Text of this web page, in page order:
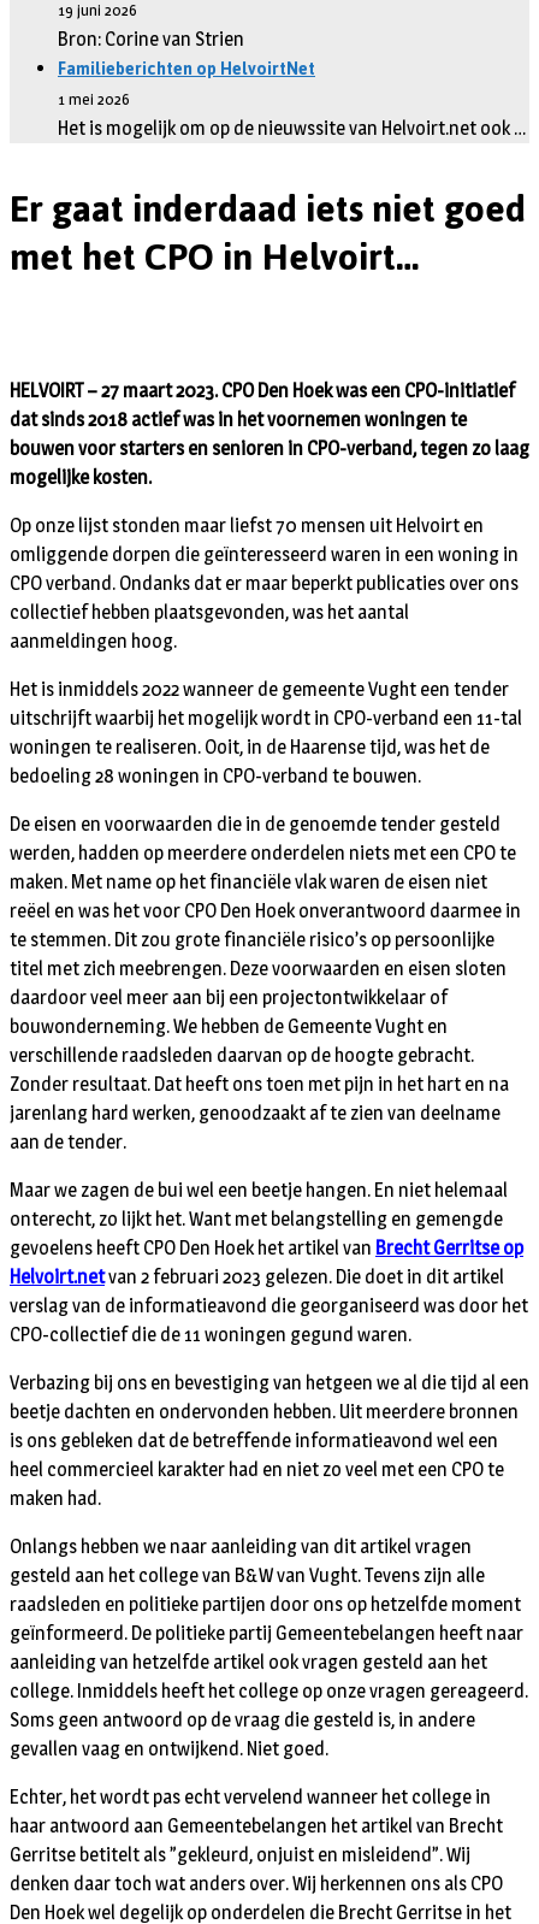
19 juni 2026
Bron: Corine van Strien
Familieberichten op HelvoirtNet
1 mei 2026
Het is mogelijk om op de nieuwssite van Helvoirt.net ook …
Er gaat inderdaad iets niet goed
met het CPO in Helvoirt…
HELVOIRT – 27 maart 2023. CPO Den Hoek was een CPO-initiatief
dat sinds 2018 actief was in het voornemen woningen te
bouwen voor starters en senioren in CPO-verband, tegen zo laag
mogelijke kosten.
Op onze lijst stonden maar liefst 70 mensen uit Helvoirt en
omliggende dorpen die geïnteresseerd waren in een woning in
CPO verband. Ondanks dat er maar beperkt publicaties over ons
collectief hebben plaatsgevonden, was het aantal
aanmeldingen hoog.
Het is inmiddels 2022 wanneer de gemeente Vught een tender
uitschrijft waarbij het mogelijk wordt in CPO-verband een 11-tal
woningen te realiseren. Ooit, in de Haarense tijd, was het de
bedoeling 28 woningen in CPO-verband te bouwen.
De eisen en voorwaarden die in de genoemde tender gesteld
werden, hadden op meerdere onderdelen niets met een CPO te
maken. Met name op het financiële vlak waren de eisen niet
reëel en was het voor CPO Den Hoek onverantwoord daarmee in
te stemmen. Dit zou grote financiële risico’s op persoonlijke
titel met zich meebrengen. Deze voorwaarden en eisen sloten
daardoor veel meer aan bij een projectontwikkelaar of
bouwonderneming. We hebben de Gemeente Vught en
verschillende raadsleden daarvan op de hoogte gebracht.
Zonder resultaat. Dat heeft ons toen met pijn in het hart en na
jarenlang hard werken, genoodzaakt af te zien van deelname
aan de tender.
Maar we zagen de bui wel een beetje hangen. En niet helemaal
onterecht, zo lijkt het. Want met belangstelling en gemengde
gevoelens heeft CPO Den Hoek het artikel van Brecht Gerritse op
Helvoirt.netvan 2 februari 2023 gelezen. Die doet in dit artikel
verslag van de informatieavond die georganiseerd was door het
CPO-collectief die de 11 woningen gegund waren.
Verbazing bij ons en bevestiging van hetgeen we al die tijd al een
beetje dachten en ondervonden hebben. Uit meerdere bronnen
is ons gebleken dat de betreffende informatieavond wel een
heel commercieel karakter had en niet zo veel met een CPO te
maken had.
Onlangs hebben we naar aanleiding van dit artikel vragen
gesteld aan het college van B&W van Vught. Tevens zijn alle
raadsleden en politieke partijen door ons op hetzelfde moment
geïnformeerd. De politieke partij Gemeentebelangen heeft naar
aanleiding van hetzelfde artikel ook vragen gesteld aan het
college. Inmiddels heeft het college op onze vragen gereageerd.
Soms geen antwoord op de vraag die gesteld is, in andere
gevallen vaag en ontwijkend. Niet goed.
Echter, het wordt pas echt vervelend wanneer het college in
haar antwoord aan Gemeentebelangen het artikel van Brecht
Gerritse betitelt als ”gekleurd, onjuist en misleidend”. Wij
denken daar toch wat anders over. Wij herkennen ons als CPO
Den Hoek wel degelijk op onderdelen die Brecht Gerritse in het